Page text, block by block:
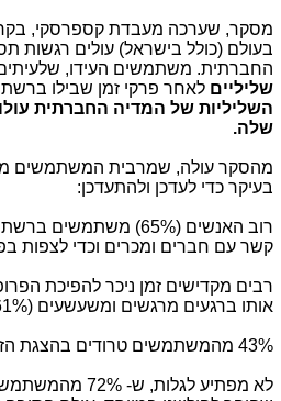
בעולם (כולל בישראל) עולים רגשות
החברתית. משתמשים העידו,
שליליים לאחר פרקי זמן שבילו
השליליות של המדיה החברתית
שלה.
מהסקר עולה, שמרבית המשתמשים
בעיקר כדי לעדכן ולהתעדכן:
רוב האנשים (65%) משתמשים
קשר עם חברים ומכרים וכדי לצפות
רבים מקדישים זמן ניכר להפיכת
אותו ברגעים מרגשים ומשעשעים (
43% מהמשתמשים טרודים בהצגת
לא מפתיע לגלות, ש- 72%